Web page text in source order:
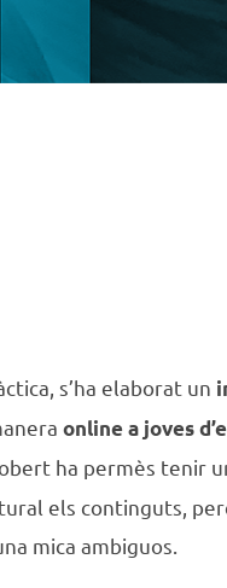
s’ha elaborat un
online a joves
ha permès tenir
els continguts,
mica ambiguos.